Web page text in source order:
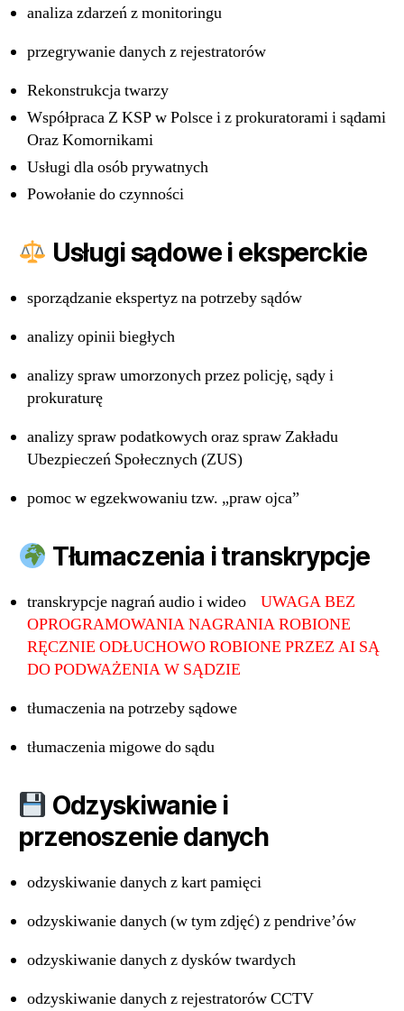
analiza zdarzeń z monitoringu
przegrywanie danych z rejestratorów
Rekonstrukcja twarzy
Współpraca Z KSP w Polsce i z prokuratorami i sądami
Oraz Komornikami
Usługi dla osób prywatnych
Powołanie do czynności
Usługi sądowe i eksperckie
sporządzanie ekspertyz na potrzeby sądów
analizy opinii biegłych
analizy spraw umorzonych przez policję, sądy i
prokuraturę
analizy spraw podatkowych oraz spraw Zakładu
Ubezpieczeń Społecznych (ZUS)
pomoc w egzekwowaniu tzw. „praw ojca”
Tłumaczenia i transkrypcje
transkrypcje nagrań audio i wideo
UWAGA BEZ
OPROGRAMOWANIA NAGRANIA ROBIONE
RĘCZNIE ODŁUCHOWO ROBIONE PRZEZ AI SĄ
DO PODWAŻENIA W SĄDZIE
tłumaczenia na potrzeby sądowe
tłumaczenia migowe do sądu
Odzyskiwanie i
przenoszenie danych
odzyskiwanie danych z kart pamięci
odzyskiwanie danych (w tym zdjęć) z pendrive’ów
odzyskiwanie danych z dysków twardych
odzyskiwanie danych z rejestratorów CCTV